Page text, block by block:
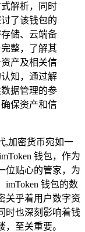
解析，同时
了该钱包的
储、云端备
整，了解其
产及相关信
知，通过解
据管理的参
保资产和信
,加密货币宛如一
钱包，作为
位贴心的管家，为
imToken 钱包的数
关乎着用户数字资
时也深刻影响着钱
至关重要。